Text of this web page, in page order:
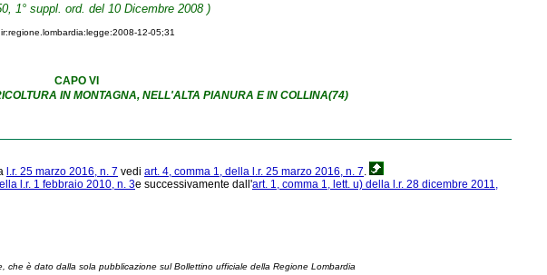
1° suppl. ord. del 10 Dicembre 2008 )
12-05;31
CAPO VI
IN MONTAGNA, NELL'ALTA PIANURA E IN COLLINA(74)
l.r. 25 marzo 2016, n. 7 vedi art. 4, comma 1, della l.r. 25 marzo 2016, n. 7.
l.r. 1 febbraio 2010, n. 3e successivamente dall'art. 1, comma 1, lett. u) della l.r. 28 dicembre 2011,
che è dato dalla sola pubblicazione sul Bollettino ufficiale della Regione Lombardia